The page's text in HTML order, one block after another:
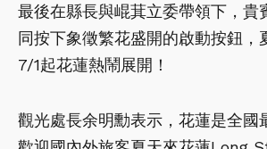
最後在縣長與崐萁立委帶領下，貴
同按下象徵繁花盛開的啟動按鈕，
7/1起花蓮熱鬧展開！
觀光處長余明勳表示，花蓮是全國